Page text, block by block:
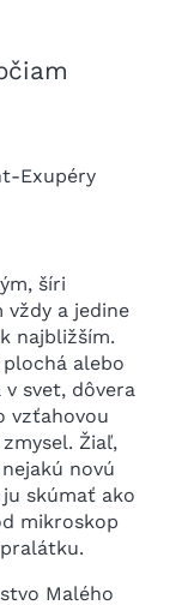
Exupéry
šíri
vždy a jedine
najbližším.
alebo
v svet, dôvera
vzťahovou
Žiaľ,
novú
skúmať ako
mikroskop
Malého